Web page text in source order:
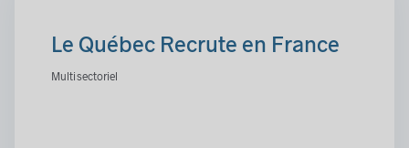
Le Québec Recrute en France
Multisectoriel